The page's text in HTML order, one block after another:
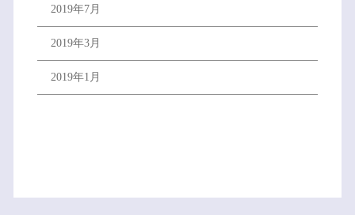
2019年7月
2019年3月
2019年1月